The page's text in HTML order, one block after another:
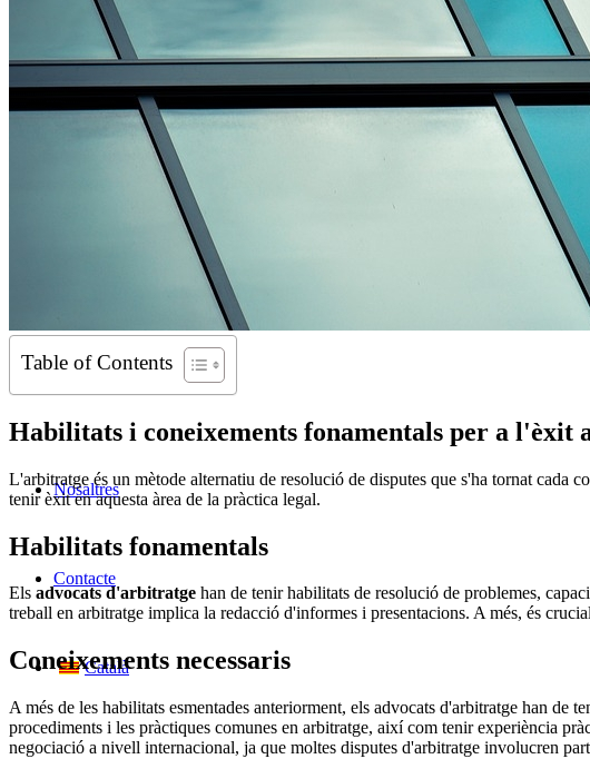
Nosaltres
Contacte
Català
Table of Contents
Habilitats i coneixements fonamentals per a l'èxit
L'arbitratge és un mètode alternatiu de resolució de disputes que s'ha tornat cada
tenir èxit en aquesta àrea de la pràctica legal.
Habilitats fonamentals
Els advocats d'arbitratge han de tenir habilitats de resolució de problemes,
treball en arbitratge implica la redacció d'informes i presentacions. A més, és
Coneixements necessaris
A més de les habilitats esmentades anteriorment, els advocats d'arbitratge han
procediments i les pràctiques comunes en arbitratge, així com tenir experiència
negociació a nivell internacional, ja que moltes disputes d'arbitratge involucren